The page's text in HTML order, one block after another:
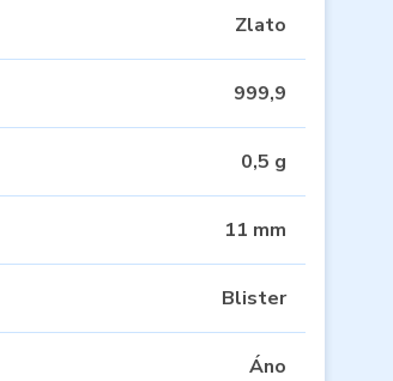
Zlato
999,9
0,5 g
11 mm
Blister
Áno